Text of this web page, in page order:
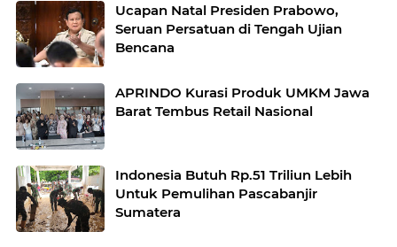
Ucapan Natal Presiden Prabowo,
Seruan Persatuan di Tengah Ujian
Bencana
APRINDO Kurasi Produk UMKM Jawa
Barat Tembus Retail Nasional
Indonesia Butuh Rp.51 Triliun Lebih
Untuk Pemulihan Pascabanjir
Sumatera